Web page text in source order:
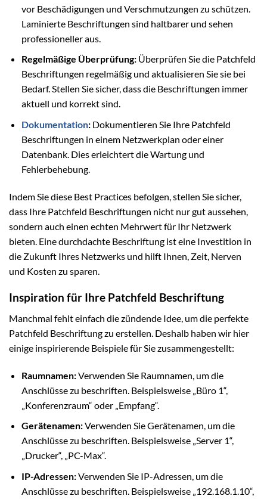
vor Beschädigungen und Verschmutzungen zu schützen.
Laminierte Beschriftungen sind haltbarer und sehen
professioneller aus.
Regelmäßige Überprüfung:Überprüfen Sie die Patchfeld
Beschriftungen regelmäßig und aktualisieren Sie sie bei
Bedarf. Stellen Sie sicher, dass die Beschriftungen immer
aktuell und korrekt sind.
Dokumentation:Dokumentieren Sie Ihre Patchfeld
Beschriftungen in einem Netzwerkplan oder einer
Datenbank. Dies erleichtert die Wartung und
Fehlerbehebung.
Indem Sie diese Best Practices befolgen, stellen Sie sicher,
dass Ihre Patchfeld Beschriftungen nicht nur gut aussehen,
sondern auch einen echten Mehrwert für Ihr Netzwerk
bieten. Eine durchdachte Beschriftung ist eine Investition in
die Zukunft Ihres Netzwerks und hilft Ihnen, Zeit, Nerven
und Kosten zu sparen.
Inspiration für Ihre Patchfeld Beschriftung
Manchmal fehlt einfach die zündende Idee, um die perfekte
Patchfeld Beschriftung zu erstellen. Deshalb haben wir hier
einige inspirierende Beispiele für Sie zusammengestellt:
Raumnamen:Verwenden Sie Raumnamen, um die
Anschlüsse zu beschriften. Beispielsweise „Büro 1“,
„Konferenzraum“ oder „Empfang“.
Gerätenamen:Verwenden Sie Gerätenamen, um die
Anschlüsse zu beschriften. Beispielsweise „Server 1“,
„Drucker“, „PC-Max“.
IP-Adressen:Verwenden Sie IP-Adressen, um die
Anschlüsse zu beschriften. Beispielsweise „192.168.1.10“,